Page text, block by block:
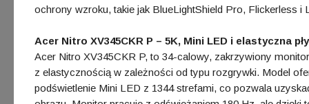
ochrony wzroku, takie jak BlueLightShield Pro, Flickerless i
Acer Nitro XV345CKR P – 5K, Mini LED i elastyczna
Acer Nitro XV345CKR P, to 34-calowy, zakrzywiony
z elastycznością w zależności od typu rozgrywki. Model
podświetlenie Mini LED z 1344 strefami, co pozwala